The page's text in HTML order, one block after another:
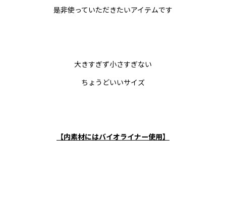
是非使っていただきたいアイテムです
大きすぎず小さすぎない
ちょうどいいサイズ
【内素材にはバイオライナー使用】